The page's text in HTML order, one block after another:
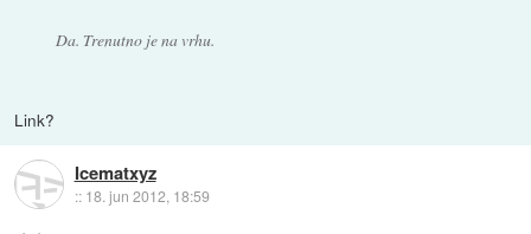
Da. Trenutno je na vrhu.
Link?
Icematxyz
:: 18. jun 2012, 18:59